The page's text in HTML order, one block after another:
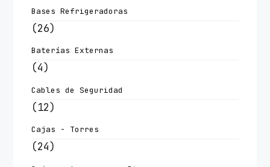
Bases Refrigeradoras
(26)
Baterías Externas
(4)
Cables de Seguridad
(12)
Cajas - Torres
(24)